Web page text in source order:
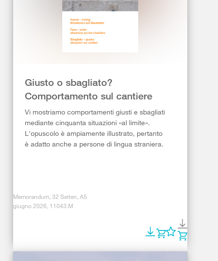
Giusto o sbagliato?
Comportamento sul cantiere
Vi mostriamo comportamenti giusti e sbagliati
mediante cinquanta situazioni «al limite».
L'opuscolo è ampiamente illustrato, pertanto
è adatto anche a persone di lingua straniera.
Memorandum, 32 Seiten, A5
giugno 2026, 11043.M